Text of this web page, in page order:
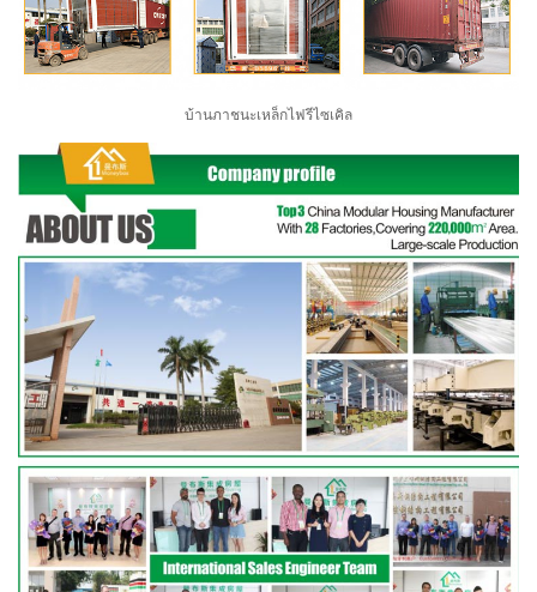
บ้านภาชนะเหล็กไฟรีไซเคิล